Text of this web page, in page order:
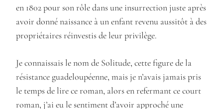
en 1802 pour son rôle dans une insurrection juste après
avoir donné naissance à un enfant revenu aussitôt à des
propriétaires réinvestis de leur privilège.
Je connaissais le nom de Solitude, cette figure de la
résistance guadeloupéenne, mais je n’avais jamais pris
le temps de lire ce roman, alors en refermant ce court
roman, j’ai eu le sentiment d’avoir approché une